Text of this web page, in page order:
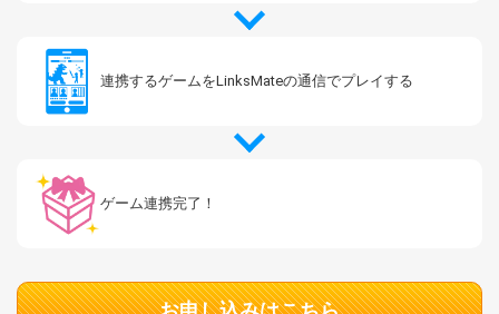
連携するゲームをLinksMateの通信でプレイする
ゲーム連携完了！